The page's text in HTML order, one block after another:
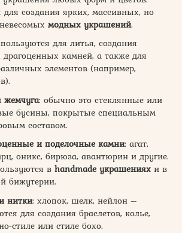
создания ярких, массивных, но
модных украшений.
для литья, создания
камней, а также для
элементов (например,
: обычно это стеклянные или
бусины, покрытые специальным
составом.
и поделочные камни: агат,
оникс, бирюза, авантюрин и другие.
в handmade украшениях и в
бижутерии.
нитки: хлопок, шелк, нейлон –
для создания браслетов, колье,
стиле или стиле бохо.